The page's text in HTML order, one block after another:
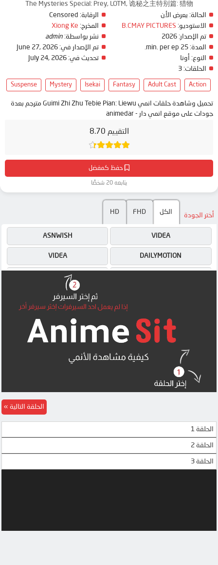
التقييم 8.70
حفظ كمفضل
يتابعه 20 شخصًا
The Mysteries Special: Prey, LOTM, 诡秘之主特别篇: 猎物​
الحالة: يعرض الأن
الاستوديو: B.CMAY PICTURES
تم الإصدار:
المدة:
النوع: أونا
الحلقات:
الرقابة:
المخرج: Xiong Ke
نشر بواسطة: admin
تم الإصدار في: June 27, 2026
تحديث في: July 24, 2026
Action
Adult Cast
Fantasy
Isekai
Mystery
Suspense
تحميل وشاهدة حلقات انمي Guimi Zhi Zhu Tebie Pian: Liewu مترجم بعدة
جودات على موقع انمي دار - animedar
أختر الجودة الكل FHD
HD
VIDEA
ASNWISH
DAILYMOTION
VIDEA
DAILYMOTION
4SHARED
الحلقة 1
الحلقة 2
الحلقة 3
الحلقة التالية